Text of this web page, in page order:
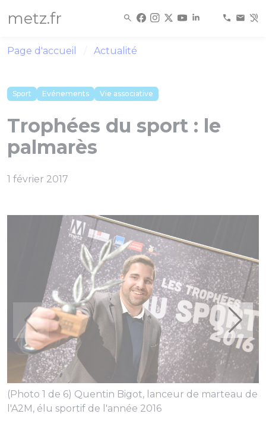
metz.fr
Page d'accueil Actualité
Sport Evénements Vie associative
Trophées du sport : le
palmarès
1 février 2017
(Photo 1 de 6) Quentin Bigot, lanceur de marteau de
l'A2M, élu sportif de l'année 2016